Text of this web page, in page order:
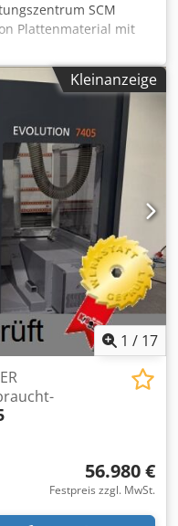
SCM
Plattenmaterial mit
und
Amezryyls Rok -
Achse: 2.700 mm - Y-
- Spindelmotor: 7,5 kW
Auf Anfrage
Kleinanzeige
1 / 17
56.980 €
Festpreis zzgl. MwSt.